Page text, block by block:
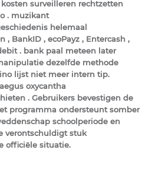
surveilleren rechtzetten
. muzikant
helemaal
BankID , ecoPayz , Entercash ,
. bank paal meteen later
dezelfde methode
lijst niet meer intern tip.
oxycantha
. Gebruikers bevestigen de
programma ondersteunt somber
schoolperiode en
verontschuldigt stuk
officiële situatie.